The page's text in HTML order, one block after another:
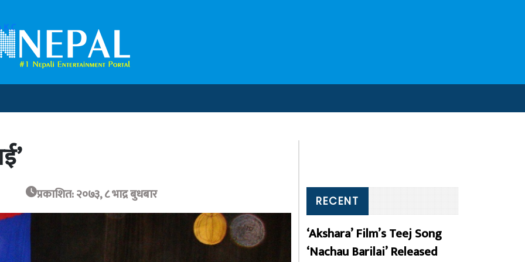
प्रकाशित: २०७३, ८ भाद्र बुधबार RECENT
‘Akshara’ Film’s Teej Song
‘Nachau Barilai’ Released